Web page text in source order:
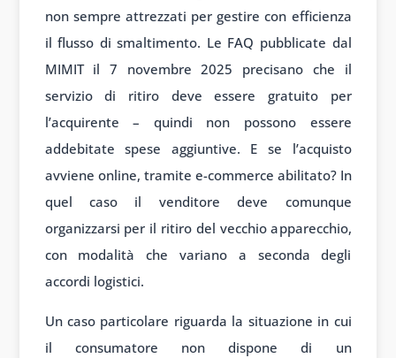
non sempre attrezzati per gestire con efficienza
il flusso di smaltimento. Le FAQ pubblicate dal
MIMIT il 7 novembre 2025 precisano che il
servizio di ritiro deve essere gratuito per
l’acquirente – quindi non possono essere
addebitate spese aggiuntive. E se l’acquisto
avviene online, tramite e-commerce abilitato? In
quel caso il venditore deve comunque
organizzarsi per il ritiro del vecchio apparecchio,
con modalità che variano a seconda degli
accordi logistici.
Un caso particolare riguarda la situazione in cui
il consumatore non dispone di un